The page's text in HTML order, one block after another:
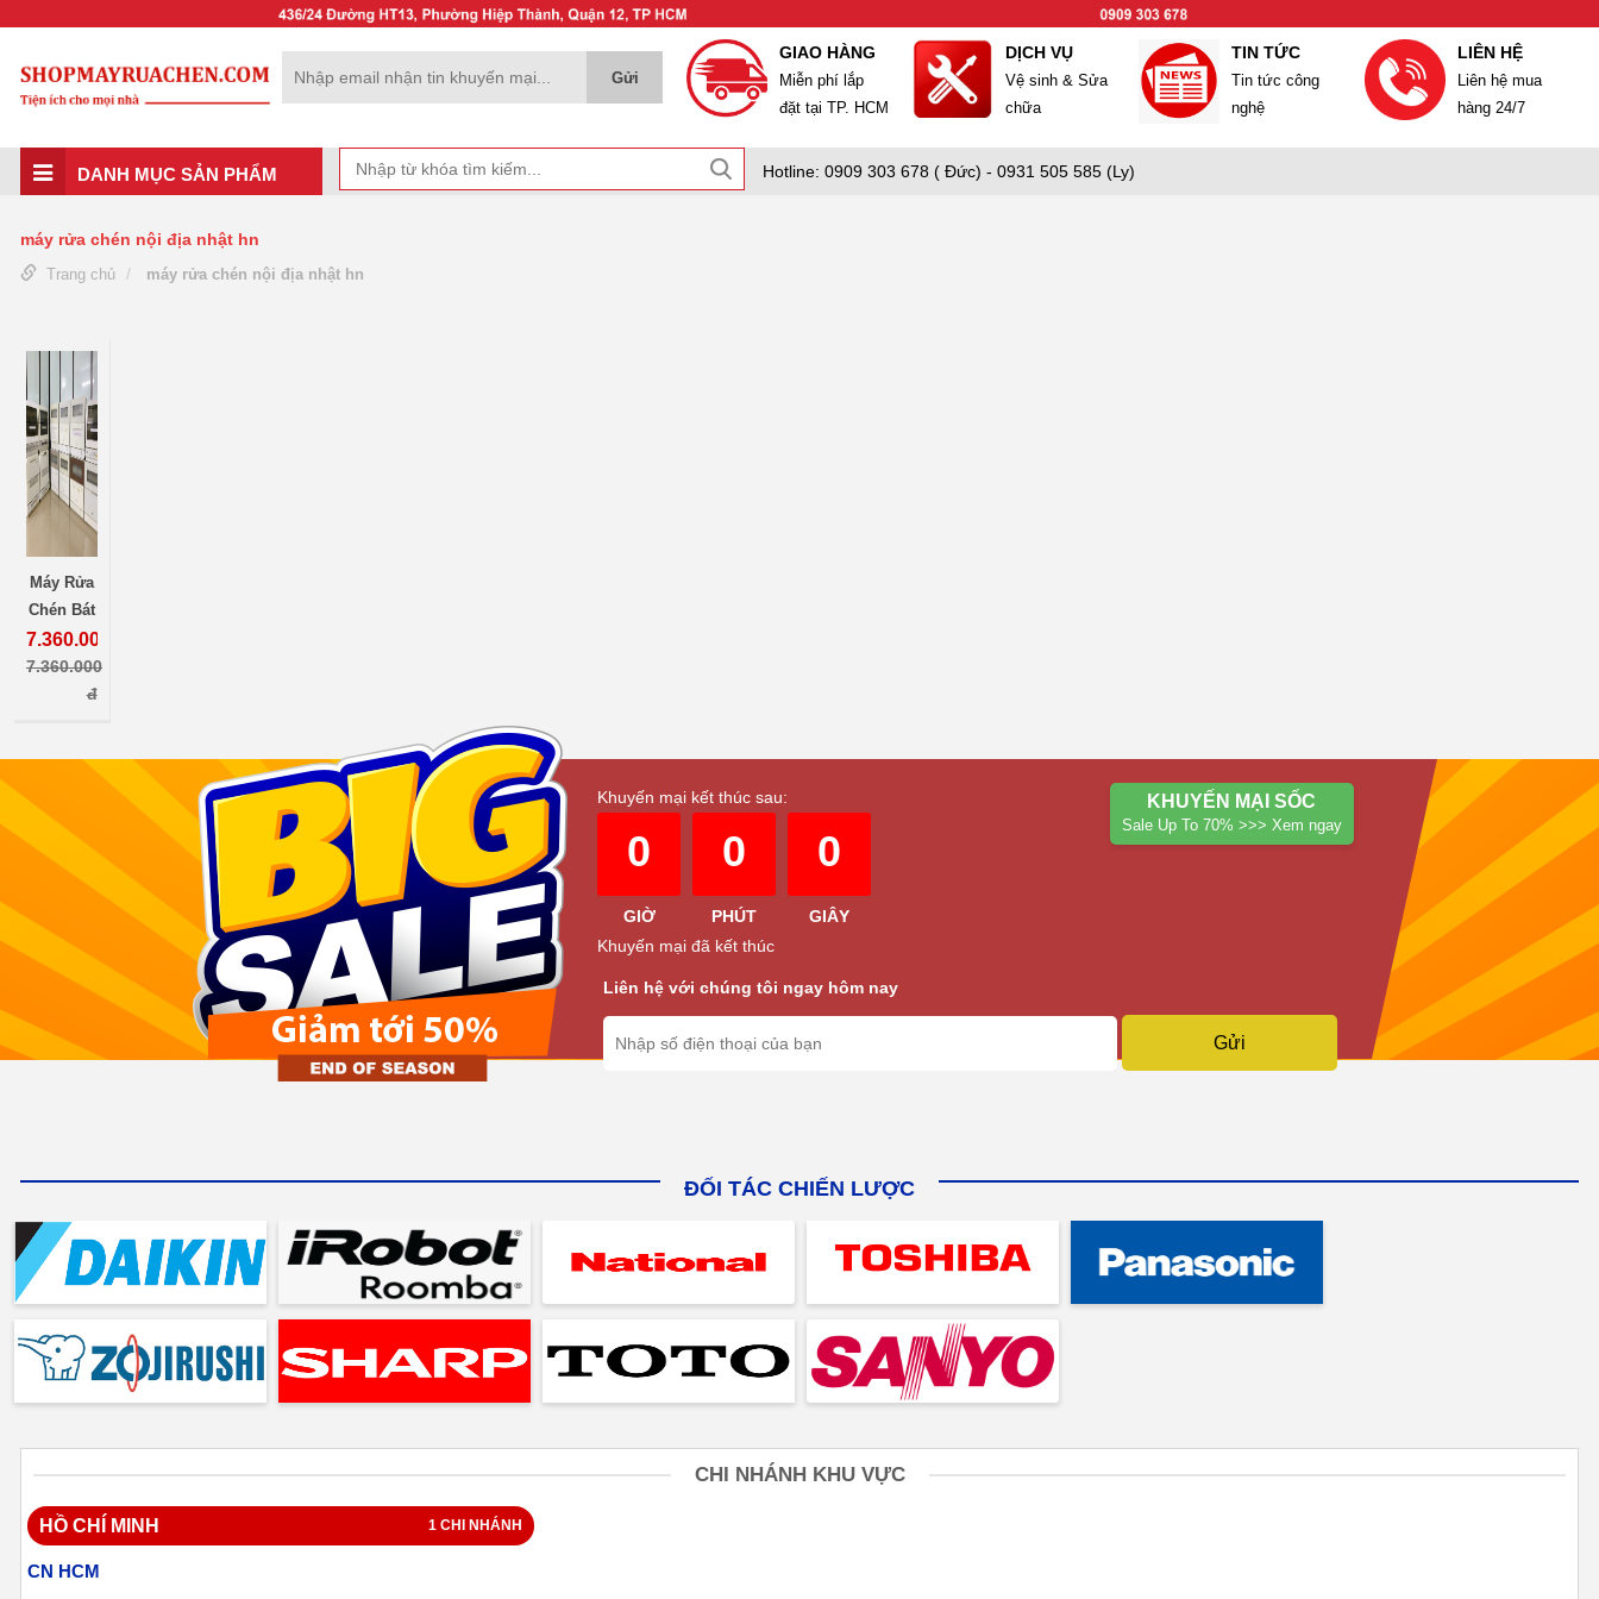
GIAO HÀNG
Miễn phí lắp
đặt tại TP. HCM
DỊCH VỤ
Vệ sinh & Sửa
chữa
TIN TỨC
Tin tức công
nghệ
LIÊN HỆ
Liên hệ mua
hàng 24/7
DANH MỤC SẢN PHẨM Hotline: 0909 303 678 ( Đức) - 0931 505 585 (Ly)
máy rửa chén nội địa nhật hn
Trang chủ máy rửa chén nội địa nhật hn
Máy Rửa
Chén Bát
Nội Địa
Nhật,
Panasonic
7.360.000
đ
7.360.000
đ
Khuyến mại kết thúc sau:
0
GIỜ
0
PHÚT
0
GIÂY
Khuyến mại đã kết thúc
KHUYẾN MẠI SỐC
Sale Up To 70% >>> Xem ngay
Liên hệ với chúng tôi ngay hôm nay
ĐỐI TÁC CHIẾN LƯỢC
CHI NHÁNH KHU VỰC
HỒ CHÍ MINH 1 CHI NHÁNH
CN HCM